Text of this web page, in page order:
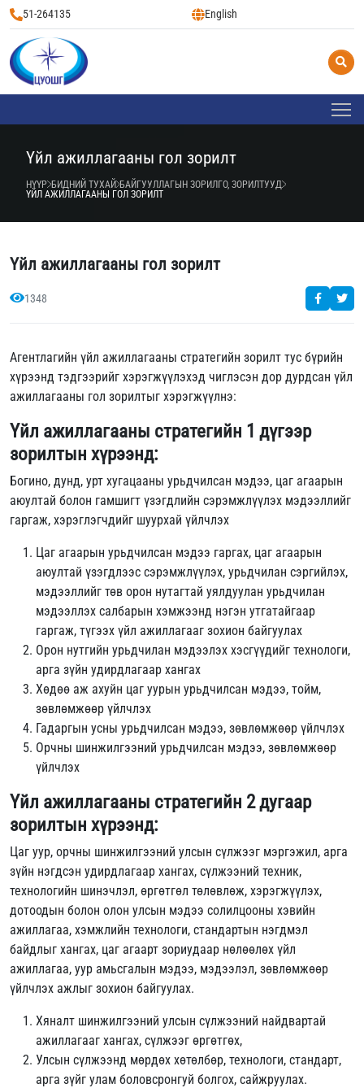
51-264135 English
Үйл ажиллагааны гол зорилт
НҮҮР БИДНИЙ ТУХАЙ БАЙГУУЛЛАГЫН ЗОРИЛГО, ЗОРИЛТУУД
ҮЙЛ АЖИЛЛАГААНЫ ГОЛ ЗОРИЛТ
Үйл ажиллагааны гол зорилт
1348
Агентлагийн үйл ажиллагааны стратегийн зорилт тус бүрийн
хүрээнд тэдгээрийг хэрэгжүүлэхэд чиглэсэн дор дурдсан үйл
ажиллагааны гол зорилтыг хэрэгжүүлнэ:
Үйл ажиллагааны стратегийн 1 дүгээр
зорилтын хүрээнд:
Богино, дунд, урт хугацааны урьдчилсан мэдээ, цаг агаарын
аюултай болон гамшигт үзэгдлийн сэрэмжлүүлэх мэдээллийг
гаргаж, хэрэглэгчдийг шуурхай үйлчлэх
Цаг агаарын урьдчилсан мэдээ гаргах, цаг агаарын
аюултай үзэгдлээс сэрэмжлүүлэх, урьдчилан сэргийлэх,
мэдээллийг төв орон нутагтай уялдуулан урьдчилан
мэдээллэх салбарын хэмжээнд нэгэн утгатайгаар
гаргаж, түгээх үйл ажиллагааг зохион байгуулах
Орон нутгийн урьдчилан мэдээлэх хэсгүүдийг технологи,
арга зүйн удирдлагаар хангах
Хөдөө аж ахуйн цаг уурын урьдчилсан мэдээ, тойм,
зөвлөмжөөр үйлчлэх
Гадаргын усны урьдчилсан мэдээ, зөвлөмжөөр үйлчлэх
Орчны шинжилгээний урьдчилсан мэдээ, зөвлөмжөөр
үйлчлэх
Үйл ажиллагааны стратегийн 2 дугаар
зорилтын хүрээнд:
Цаг уур, орчны шинжилгээний улсын сүлжээг мэргэжил, арга
зүйн нэгдсэн удирдлагаар хангах, сүлжээний техник,
технологийн шинэчлэл, өргөтгөл төлөвлөж, хэрэгжүүлэх,
дотоодын болон олон улсын мэдээ солилцооны хэвийн
ажиллагаа, хэмжлийн технологи, стандартын нэгдмэл
байдлыг хангах, цаг агаарт зориудаар нөлөөлөх үйл
ажиллагаа, уур амьсгалын мэдээ, мэдээлэл, зөвлөмжөөр
үйлчлэх ажлыг зохион байгуулах.
Хяналт шинжилгээний улсын сүлжээний найдвартай
ажиллагааг хангах, сүлжээг өргөтгөх,
Улсын сүлжээнд мөрдөх хөтөлбөр, технологи, стандарт,
арга зүйг улам боловсронгуй болгох, сайжруулах.